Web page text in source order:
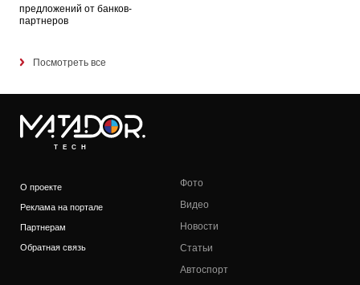
предложений от банков-
партнеров
Посмотреть все
TECH
О проекте
Реклама на портале
Партнерам
Обратная связь
Фото
Видео
Новости
Статьи
Автоспорт